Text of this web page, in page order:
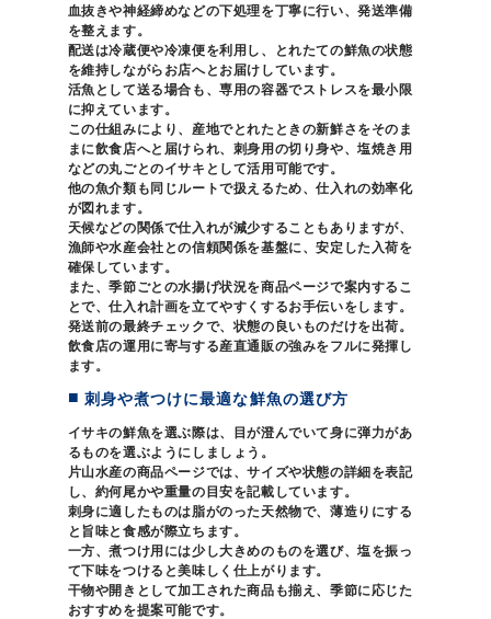
血抜きや神経締めなどの下処理を丁寧に行い、発送準備
を整えます。
配送は冷蔵便や冷凍便を利用し、とれたての鮮魚の状態
を維持しながらお店へとお届けしています。
活魚として送る場合も、専用の容器でストレスを最小限
に抑えています。
この仕組みにより、産地でとれたときの新鮮さをそのま
まに飲食店へと届けられ、刺身用の切り身や、塩焼き用
などの丸ごとのイサキとして活用可能です。
他の魚介類も同じルートで扱えるため、仕入れの効率化
が図れます。
天候などの関係で仕入れが減少することもありますが、
漁師や水産会社との信頼関係を基盤に、安定した入荷を
確保しています。
また、季節ごとの水揚げ状況を商品ページで案内するこ
とで、仕入れ計画を立てやすくするお手伝いをします。
発送前の最終チェックで、状態の良いものだけを出荷。
飲食店の運用に寄与する産直通販の強みをフルに発揮し
ます。
刺身や煮つけに最適な鮮魚の選び方
イサキの鮮魚を選ぶ際は、目が澄んでいて身に弾力があ
るものを選ぶようにしましょう。
片山水産の商品ページでは、サイズや状態の詳細を表記
し、約何尾かや重量の目安を記載しています。
刺身に適したものは脂がのった天然物で、薄造りにする
と旨味と食感が際立ちます。
一方、煮つけ用には少し大きめのものを選び、塩を振っ
て下味をつけると美味しく仕上がります。
干物や開きとして加工された商品も揃え、季節に応じた
おすすめを提案可能です。